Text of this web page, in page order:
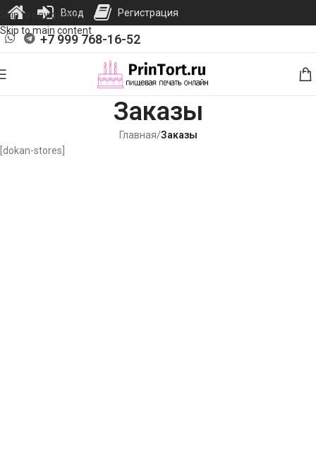
Skip to navigation
Skip to main content
+7 999 768-16-52
Заказы
Главная/Заказы
[dokan-stores]
Вход Регистрация